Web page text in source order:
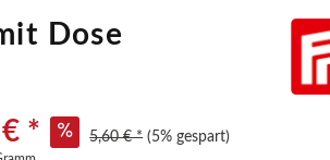
Dose
* 5,60 € * (5% gespart)